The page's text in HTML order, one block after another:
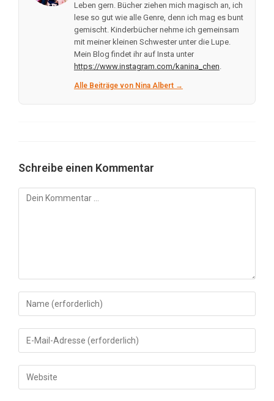
Leben gern. Bücher ziehen mich magisch an, ich
lese so gut wie alle Genre, denn ich mag es bunt
gemischt. Kinderbücher nehme ich gemeinsam
mit meiner kleinen Schwester unter die Lupe.
Mein Blog findet ihr auf Insta unter
https://www.instagram.com/kanina_chen.
Alle Beiträge von Nina Albert →
Schreibe einen Kommentar
Kommentar
Gib
deinen
Namen
oder
zum
Kommentieren
Gib
deine
E-
Mail-
Gib
deine